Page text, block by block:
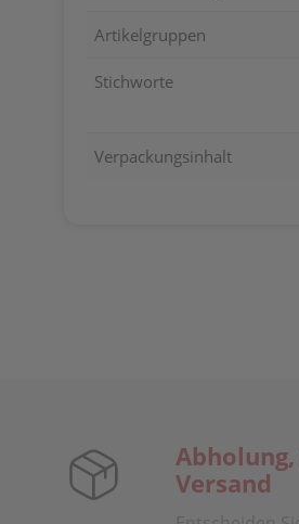
Artikelgruppen
Stichworte
Verpackungsinhalt
Versand